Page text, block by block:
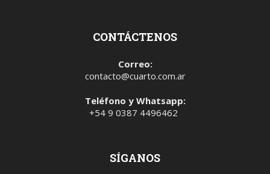
CONTÁCTENOS
Correo:
contacto@cuarto.com.ar
Teléfono y Whatsapp:
+54 9 0387 4496462
SÍGANOS